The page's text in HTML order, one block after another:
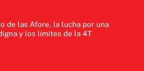
de las Afore, la lucha por una
y los límites de la 4T